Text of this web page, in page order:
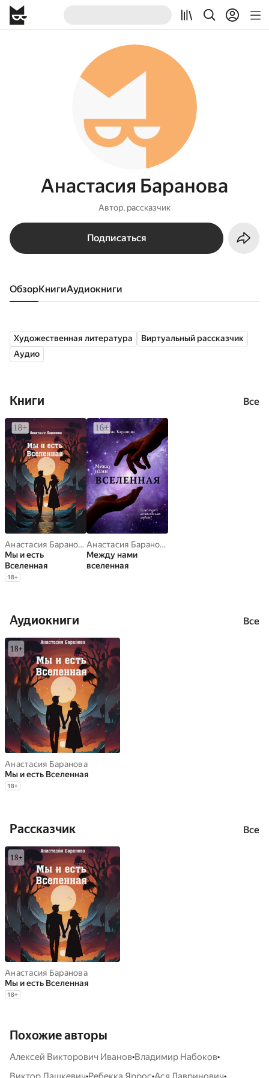
Анастасия Баранова
Автор, рассказчик
Подписаться
Обзор книги аудиокниги
Художественная литература
Виртуальный рассказчик
Аудио
Книги Все
Анастасия Баранова
Мы и есть
Вселенная
18+
Анастасия Баранова
Между нами
вселенная
Аудиокниги Все
Анастасия Баранова
Мы и есть Вселенная
18+
Рассказчик Все
Анастасия Баранова
Мы и есть Вселенная
18+
Похожие авторы
Алексей Викторович Иванов•Владимир Набоков•